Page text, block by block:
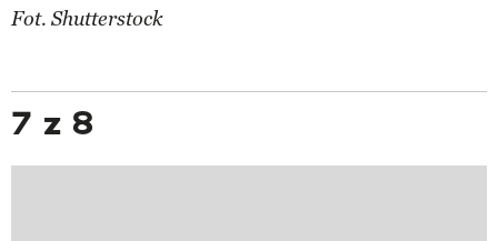
Fot. Shutterstock
7 z 8